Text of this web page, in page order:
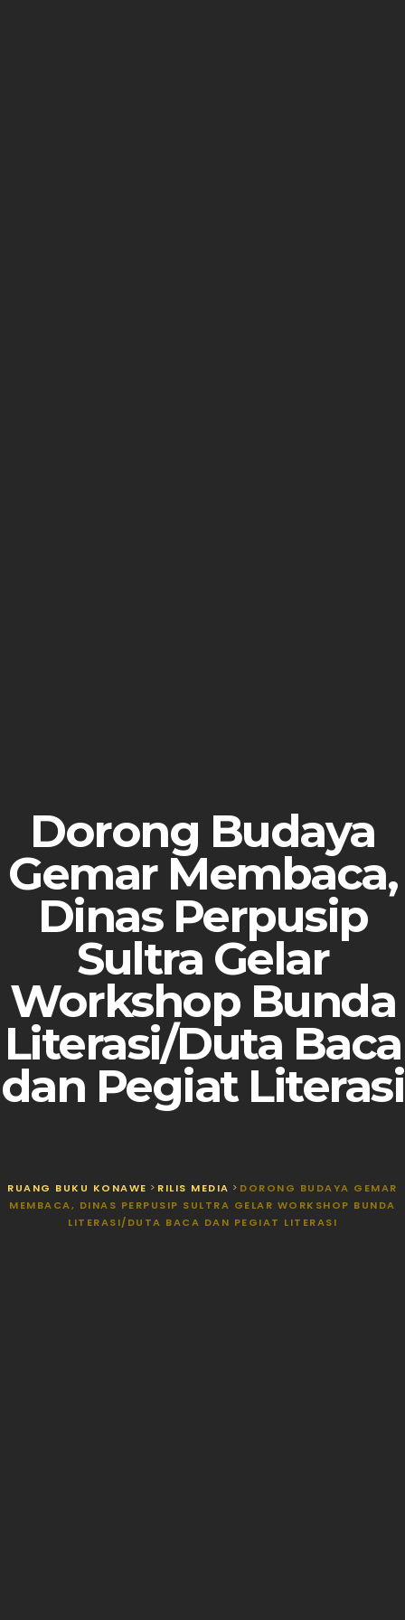
Dorong Budaya
Gemar Membaca,
Dinas Perpusip
Sultra Gelar
Workshop Bunda
Literasi/Duta Baca
dan Pegiat Literasi
RUANG BUKU KONAWE > RILIS MEDIA > DORONG BUDAYA GEMAR
MEMBACA, DINAS PERPUSIP SULTRA GELAR WORKSHOP BUNDA
LITERASI/DUTA BACA DAN PEGIAT LITERASI